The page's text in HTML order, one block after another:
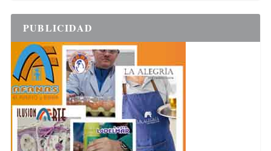
PUBLICIDAD